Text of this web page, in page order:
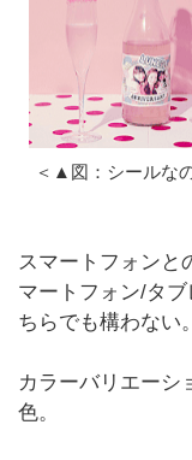
＜▲図：シールな
スマートフォンと
マートフォン/タ
ちらでも構わない。
カラーバリエーシ
色。